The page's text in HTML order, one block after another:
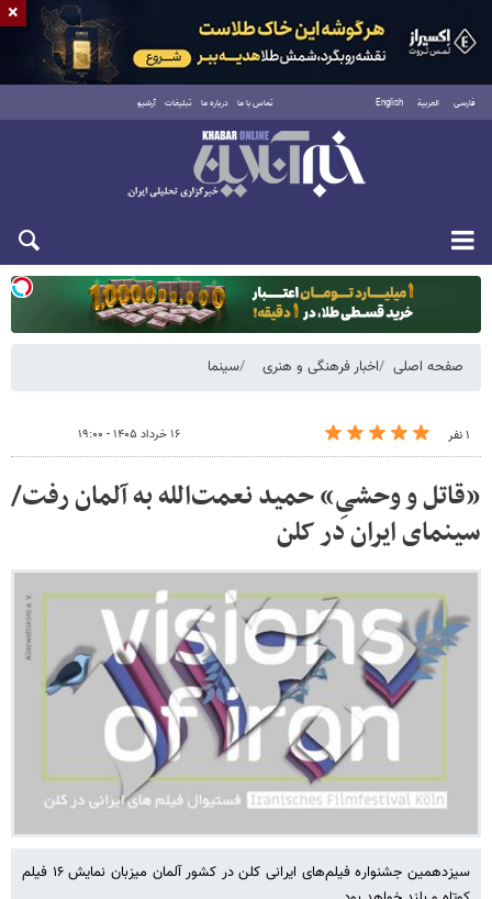
فارسی العربية English تماس با ما درباره ما تبلیغات آرشیو
دوشنبه ۱۹ مرداد ۱۴۰۵
صفحه اصلی اخبار فرهنگی و هنری سینما
۱ نفر ۱۶ خرداد ۱۴۰۵ - ۱۹:۰۰
«قاتل و وحشیِ» حمید نعمت‌الله به آلمان رفت/
سینمای ایران در کلن
سیزدهمین جشنواره فیلم‌های ایرانی کلن در کشور آلمان میزبان نمایش ۱۶ فیلم
×